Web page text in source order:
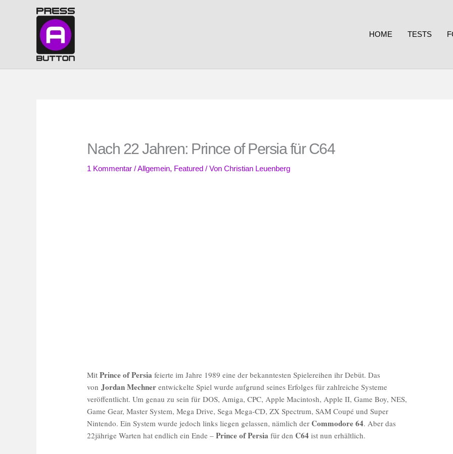
HOME TESTS
Nach 22 Jahren: Prince of Persia für C64
1 Kommentar /Allgemein, Featured / VonChristian Leuenberg
MitPrince of Persia feierte im Jahre 1989 eine der bekanntesten Spielereihen ihr Debüt. Das
vonJordan Mechner entwickelte Spiel wurde aufgrund seines Erfolges für zahlreiche Systeme
veröffentlicht. Um genau zu sein für DOS, Amiga, CPC, Apple Macintosh, Apple II, Game Boy, NES,
Game Gear, Master System, Mega Drive, Sega Mega-CD, ZX Spectrum, SAM Coupé und Super
Nintendo. Ein System wurde jedoch links liegen gelassen, nämlich derCommodore 64. Aber das
22jährige Warten hat endlich ein Ende –Prince of Persia für denC64 ist nun erhältlich.